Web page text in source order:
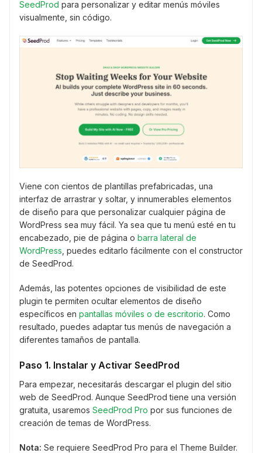
SeedProd para personalizar y editar menús móviles
visualmente, sin código.
Viene con cientos de plantillas prefabricadas, una
interfaz de arrastrar y soltar, y innumerables elementos
de diseño para que personalizar cualquier página de
WordPress sea muy fácil. Ya sea que tu menú esté en tu
encabezado, pie de página o barra lateral de
WordPress , puedes editarlo fácilmente con el constructor
de SeedProd.
Además, las potentes opciones de visibilidad de este
plugin te permiten ocultar elementos de diseño
específicos en pantallas móviles o de escritorio. Como
resultado, puedes adaptar tus menús de navegación a
diferentes tamaños de pantalla.
Paso 1. Instalar y Activar SeedProd
Para empezar, necesitarás descargar el plugin del sitio
web de SeedProd. Aunque SeedProd tiene una versión
gratuita, usaremos SeedProd Pro por sus funciones de
creación de temas de WordPress.
Nota: Se requiere SeedProd Pro para el Theme Builder.